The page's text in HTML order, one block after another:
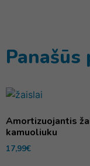
Amortizuojantis
kamuoliuku
17,99€